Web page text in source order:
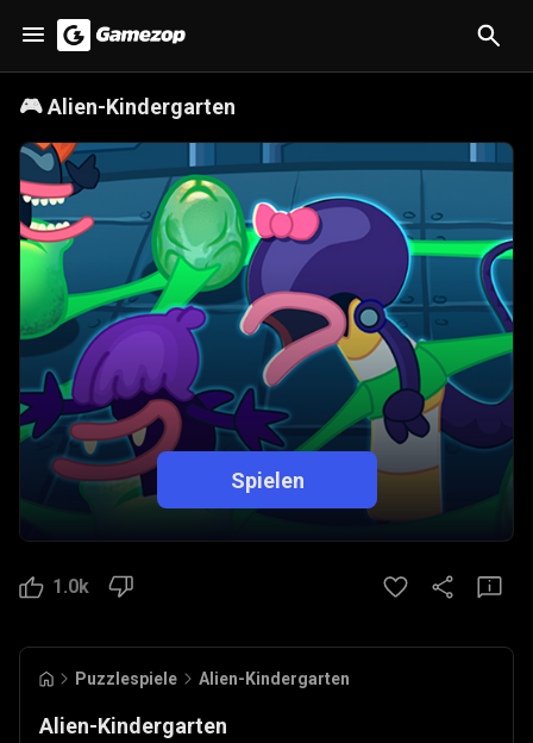
🎮Alien-Kindergarten
Spielen
1.0k
Puzzlespiele Alien-Kindergarten
Alien-Kindergarten